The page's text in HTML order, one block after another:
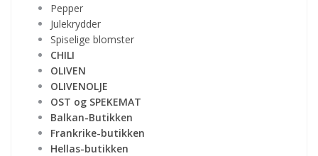
Pepper
Julekrydder
Spiselige blomster
CHILI
OLIVEN
OLIVENOLJE
OST og SPEKEMAT
Balkan-Butikken
Frankrike-butikken
Hellas-butikken